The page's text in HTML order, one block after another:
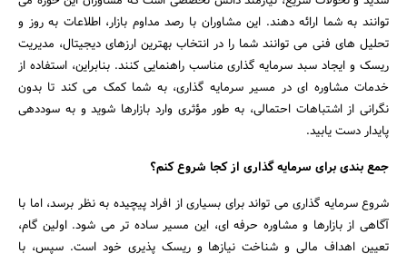
توانند به شما ارائه دهند. این مشاوران با رصد مداوم بازار، اطلاعات به‌ روز و
تحلیل ‌های فنی می‌ توانند شما را در انتخاب بهترین ارزهای دیجیتال، مدیریت
ریسک و ایجاد سبد سرمایه ‌گذاری مناسب راهنمایی کنند. بنابراین، استفاده از
خدمات مشاوره‌ ای در مسیر سرمایه ‌گذاری، به شما کمک می‌ کند تا بدون
نگرانی از اشتباهات احتمالی، به‌ طور مؤثری وارد بازارها شوید و به سوددهی
پایدار دست یابید.
جمع بندی برای سرمایه گذاری از کجا شروع کنم؟
شروع سرمایه ‌گذاری می ‌تواند برای بسیاری از افراد پیچیده به نظر برسد، اما با
آگاهی از بازارها و مشاوره حرفه ‌ای، این مسیر ساده‌ تر می‌ شود. اولین گام،
تعیین اهداف مالی و شناخت نیازها و ریسک ‌پذیری خود است. سپس، با